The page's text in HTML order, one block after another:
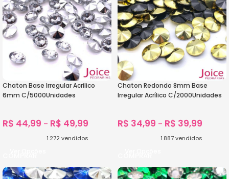
Chaton Base Irregular Acrilico
6mm C/5000Unidades
R$ 44,99 – R$ 49,99
1.272 vendidos
Chaton Redondo 8mm Base
Irregular Acrílico C/2000Unidades
R$ 34,99 – R$ 39,99
1.887vendidos